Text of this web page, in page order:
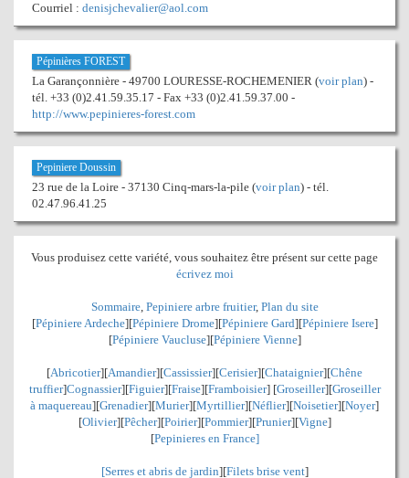
Courriel : denisjchevalier@aol.com
Pépinières FOREST
La Garançonnière - 49700 LOURESSE-ROCHEMENIER (voir plan) -
tél. +33 (0)2.41.59.35.17 - Fax +33 (0)2.41.59.37.00 -
http://www.pepinieres-forest.com
Pepiniere Doussin
23 rue de la Loire - 37130 Cinq-mars-la-pile (voir plan) - tél.
02.47.96.41.25
Vous produisez cette variété, vous souhaitez être présent sur cette page
écrivez moi
Sommaire, Pepiniere arbre fruitier, Plan du site
[Pépiniere Ardeche][Pépiniere Drome][Pépiniere Gard][Pépiniere Isere]
[Pépiniere Vaucluse][Pépiniere Vienne]
[Abricotier][Amandier][Cassissier][Cerisier][Chataignier][Chêne
truffier]Cognassier][Figuier][Fraise][Framboisier] [Groseiller][Groseiller
à maquereau][Grenadier][Murier][Myrtillier][Néflier][Noisetier][Noyer]
[Olivier][Pêcher][Poirier][Pommier][Prunier][Vigne]
[Pepinieres en France]
[Serres et abris de jardin][Filets brise vent]